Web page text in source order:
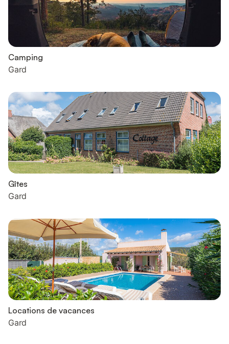
Camping
Gard
Gîtes
Gard
Locations de vacances
Gard